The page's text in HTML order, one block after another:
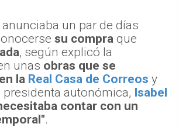
anunciaba un par de días
su compra que
, según explicó la
unas obras que se
la Real Casa de Correos y
presidenta autonómica, Isabel
contar con un
.